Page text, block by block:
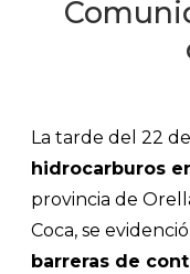
La tarde del 22
hidrocarburos
provincia de
Coca, se
barreras de